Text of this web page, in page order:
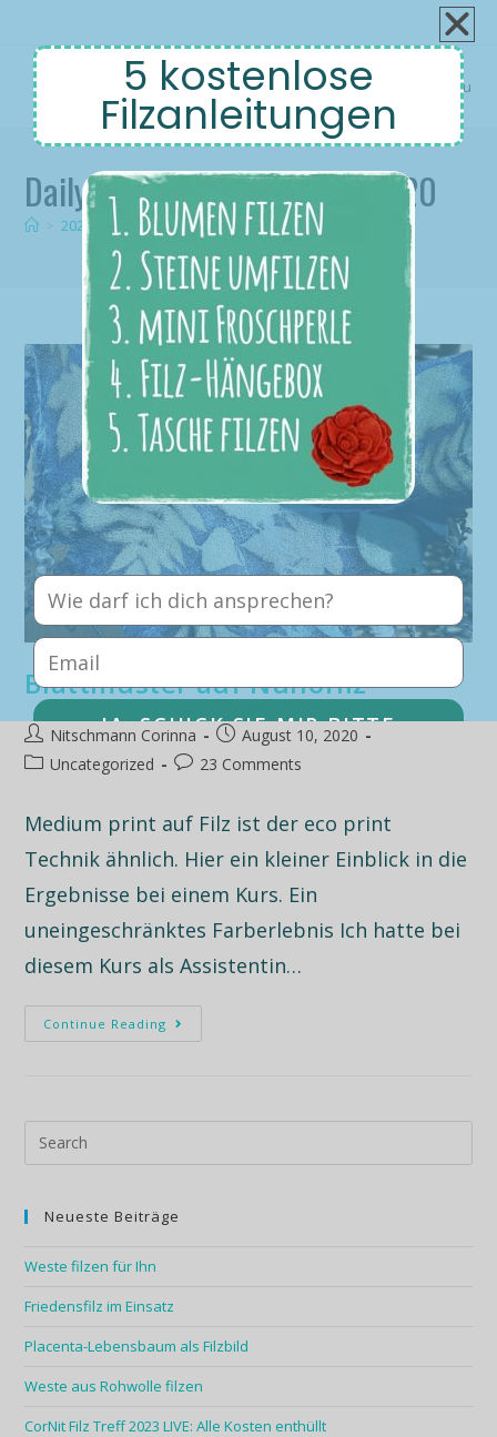
Menu
Daily Archives: August 10, 2020
2020 August > 10
Blattmuster auf Nunofilz
Nitschmann Corinna
August 10, 2020
Uncategorized
23 Comments
Medium print auf Filz ist der eco print
Technik ähnlich. Hier ein kleiner Einblick in die
Ergebnisse bei einem Kurs. Ein
uneingeschränktes Farberlebnis Ich hatte bei
diesem Kurs als Assistentin…
Continue Reading
Neueste Beiträge
Weste filzen für Ihn
Friedensfilz im Einsatz
Placenta-Lebensbaum als Filzbild
Weste aus Rohwolle filzen
CorNit Filz Treff 2023 LIVE: Alle Kosten enthüllt
5 kostenlose
Filzanleitungen
JA, SCHICK SIE MIR BITTE
A
e
r
a
t
v